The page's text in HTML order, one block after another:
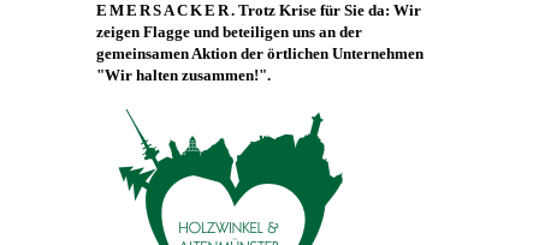
EMERSACKER. Trotz Krise für Sie da: Wir
zeigen Flagge und beteiligen uns an der
gemeinsamen Aktion der örtlichen Unternehmen
"Wir halten zusammen!".